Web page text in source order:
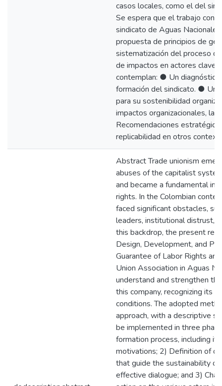
casos locales, como el del
Se espera que el trabajo
sindicato de Aguas
propuesta de principios de
sistematización del proceso
de impactos en actores
contemplan: ● Un
formación del sindicato. ● Un
para su sostenibilidad
impactos organizacionales,
Recomendaciones
replicabilidad en otros
Abstract Trade unionism
abuses of the capitalist
and became a fundamental
rights. In the Colombian
faced significant obstacles,
leaders, institutional distrust,
this backdrop, the present
Design, Development, and
Guarantee of Labor Rights
Union Association in Aguas
understand and strengthen
this company, recognizing its
conditions. The adopted
approach, with a descriptive
be implemented in three
formation process, including
motivations; 2) Definition of
that guide the sustainability
effective dialogue; and 3)